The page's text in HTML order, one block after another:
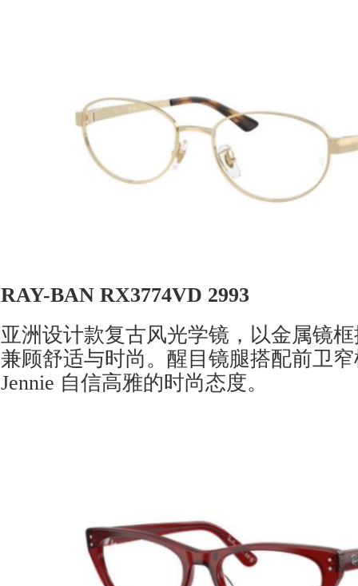
RAY-BAN RX3774VD 2993
亚洲设计款复古风光学镜，以金属镜
兼顾舒适与时尚。醒目镜腿搭配前卫
Jennie 自信高雅的时尚态度。